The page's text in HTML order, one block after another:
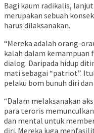
Bagi kaum radikalis,
merupakan sebuah
harus dilaksanakan.
“Mereka adalah orang-
kalah dalam kemampuan
dialog. Daripada hidup
mati sebagai “patriot”.
pelaku bom bunuh diri
“Dalam melaksanakan
para teroris
dan mental untuk
diri. Mereka juga